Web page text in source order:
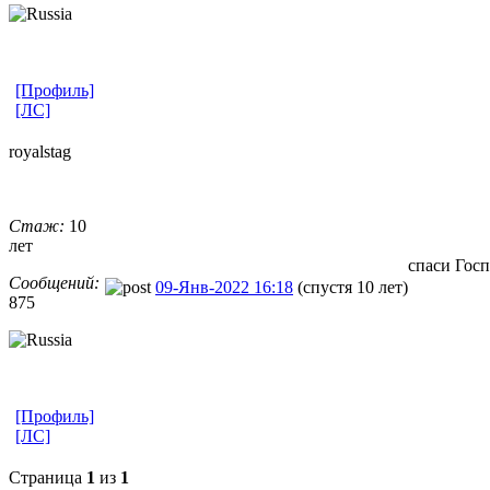
[Профиль]
[ЛС]
royalstag
Стаж: 10
лет
Сообщений:
875
09-Янв-2022 16:18 (спустя 10 лет)
спаси
[Профиль]
[ЛС]
Страница 1 из 1